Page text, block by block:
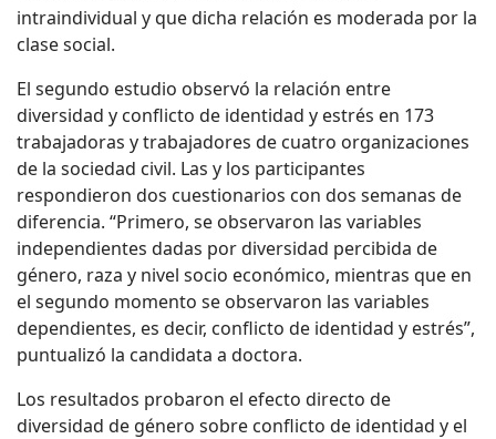
intraindividual y que dicha relación es moderada por la
clase social.
El segundo estudio observó la relación entre
diversidad y conflicto de identidad y estrés en 173
trabajadoras y trabajadores de cuatro organizaciones
de la sociedad civil. Las y los participantes
respondieron dos cuestionarios con dos semanas de
diferencia. “Primero, se observaron las variables
independientes dadas por diversidad percibida de
género, raza y nivel socio económico, mientras que en
el segundo momento se observaron las variables
dependientes, es decir, conflicto de identidad y estrés”,
puntualizó la candidata a doctora.
Los resultados probaron el efecto directo de
diversidad de género sobre conflicto de identidad y el